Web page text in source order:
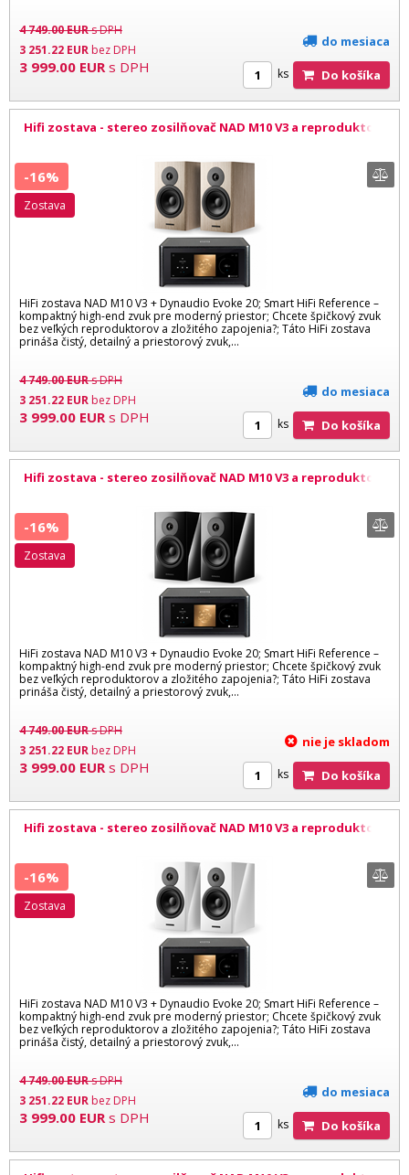
4 749.00EURs DPH
3 251.22 EURbez DPH
3 999.00 EUR s DPH
do mesiaca
ks Do košíka
Hifi zostava - stereo zosilňovač NAD M10 V3 a reproduktory
HiFi zostava NAD M10 V3 + Dynaudio Evoke 20; Smart HiFi Reference –
kompaktný high-end zvuk pre moderný priestor; Chcete špičkový zvuk
bez veľkých reproduktorov a zložitého zapojenia?; Táto HiFi zostava
prináša čistý, detailný a priestorový zvuk,...
4 749.00EURs DPH
3 251.22 EURbez DPH
3 999.00 EUR s DPH
-16%
zostava
do mesiaca
ks Do košíka
Hifi zostava - stereo zosilňovač NAD M10 V3 a reproduktory
HiFi zostava NAD M10 V3 + Dynaudio Evoke 20; Smart HiFi Reference –
kompaktný high-end zvuk pre moderný priestor; Chcete špičkový zvuk
bez veľkých reproduktorov a zložitého zapojenia?; Táto HiFi zostava
prináša čistý, detailný a priestorový zvuk,...
4 749.00EURs DPH
3 251.22 EURbez DPH
3 999.00 EUR s DPH
-16%
zostava
nie je skladom
ks Do košíka
Hifi zostava - stereo zosilňovač NAD M10 V3 a reproduktory
HiFi zostava NAD M10 V3 + Dynaudio Evoke 20; Smart HiFi Reference –
kompaktný high-end zvuk pre moderný priestor; Chcete špičkový zvuk
bez veľkých reproduktorov a zložitého zapojenia?; Táto HiFi zostava
prináša čistý, detailný a priestorový zvuk,...
4 749.00EURs DPH
3 251.22 EURbez DPH
3 999.00 EUR s DPH
-16%
zostava
do mesiaca
ks Do košíka